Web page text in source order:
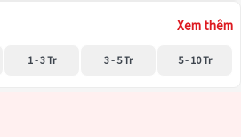
Xem thêm
1 - 3 Tr 3 - 5 Tr 5 - 10 Tr